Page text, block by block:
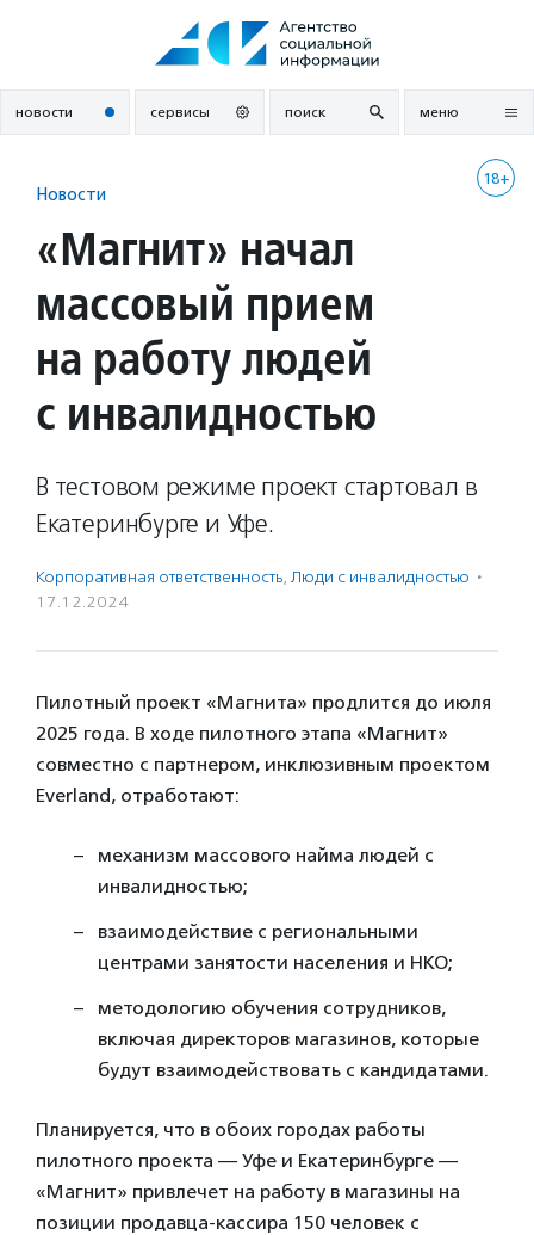
новости сервисы поиск меню
18+
Новости
«Магнит» начал
массовый прием
на работу людей
с инвалидностью
В тестовом режиме проект стартовал в
Екатеринбурге и Уфе.
Корпоративная ответственность, Люди с инвалидностью ·
17.12.2024
Пилотный проект «Магнита» продлится до июля
2025 года. В ходе пилотного этапа «Магнит»
совместно с партнером, инклюзивным проектом
Everland, отработают:
механизм массового найма людей с
инвалидностью;
взаимодействие с региональными
центрами занятости населения и НКО;
методологию обучения сотрудников,
включая директоров магазинов, которые
будут взаимодействовать с кандидатами.
Планируется, что в обоих городах работы
пилотного проекта — Уфе и Екатеринбурге —
«Магнит» привлечет на работу в магазины на
позиции продавца-кассира 150 человек с